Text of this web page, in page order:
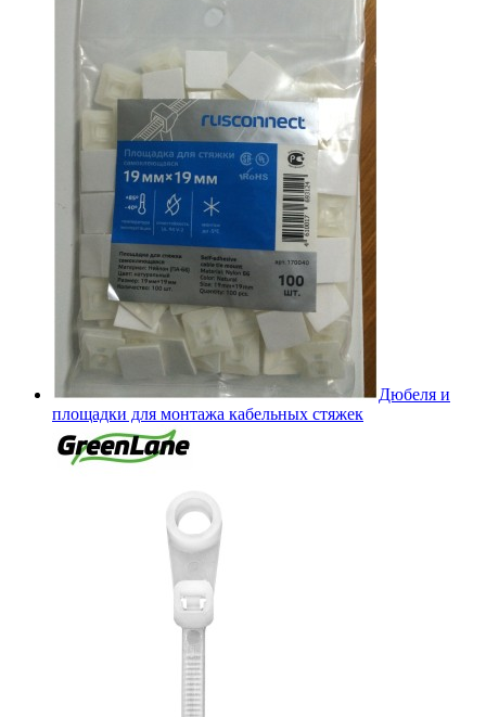
Дюбеля и
площадки для монтажа кабельных стяжек